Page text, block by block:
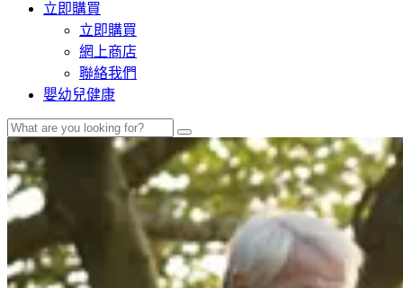
立即購買
立即購買
網上商店
聯絡我們
嬰幼兒健康